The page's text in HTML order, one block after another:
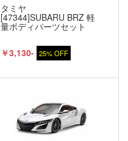
タミヤ
[47344]SUBARU BRZ 軽
量ボディパーツセット
￥3,130- 25% OFF